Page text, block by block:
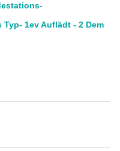
1ev Auflädt - 2 Dem